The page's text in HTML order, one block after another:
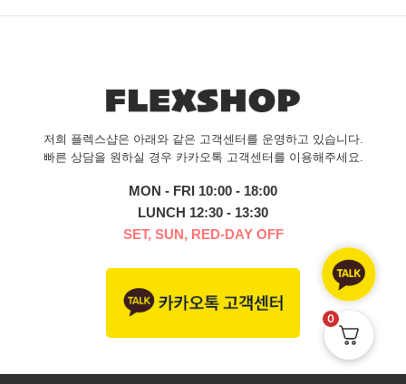
저희 플렉스샵은 아래와 같은 고객센터를 운영하고 있습니다.
빠른 상담을 원하실 경우 카카오톡 고객센터를 이용해주세요.
MON - FRI 10:00 - 18:00
LUNCH 12:30 - 13:30
SET, SUN, RED-DAY OFF
0